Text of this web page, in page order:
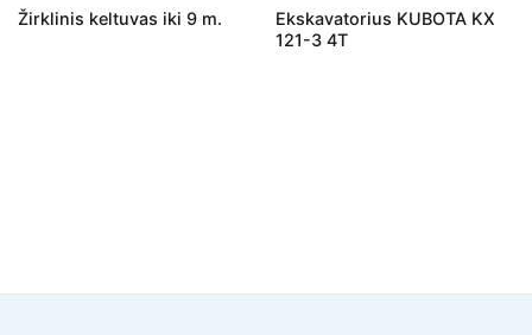
Žirklinis keltuvas iki 9 m.
Ekskavatorius KUBOTA KX
121-3 4T